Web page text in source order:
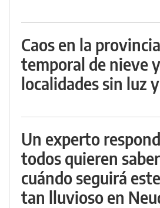
Caos en la
temporal de nieve
localidades sin luz
Un experto
todos quieren
cuándo seguirá
tan lluvioso en